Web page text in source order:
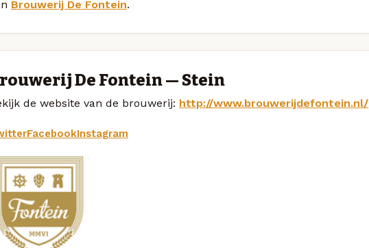
Brouwerij De Fontein.
De Fontein — Stein
de website van de brouwerij: http://www.brouwerijdefontein.nl/
FacebookInstagram